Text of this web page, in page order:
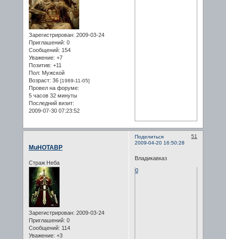
Зарегистрирован: 2009-03-24
Приглашений: 0
Сообщений: 154
Уважение: +7
Позитив: +11
Пол: Мужской
Возраст: 36 [1989-11-05]
Провел на форуме:
5 часов 32 минуты
Последний визит:
2009-07-30 07:23:52
Поделиться
51
2009-04-20 16:50:28
MuHOTABP
Страж Неба
Зарегистрирован: 2009-03-24
Приглашений: 0
Сообщений: 114
Уважение: +3
Владикавказ
0